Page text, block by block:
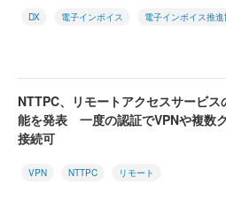
DX 電子インボイス 電子インボイス推
NTTPC、リモートアクセスサービス
能を発表 一度の認証でVPNや複数
接続可
VPN NTTPC リモート